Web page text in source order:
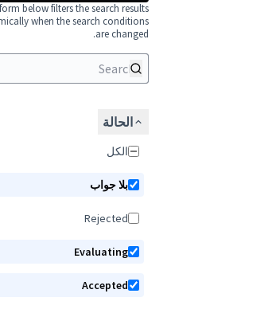
below filters the search results
when the search conditions
are changed.
الحالة
الكل
بلا جواب
Rejected
Evaluating
Accepted